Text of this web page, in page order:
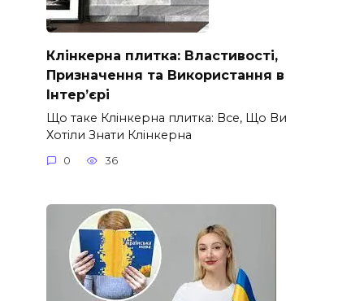
Клінкерна плитка: Властивості,
Призначення та Використання в
Інтер’єрі
Що таке Клінкерна плитка: Все, Що Ви
Хотіли Знати Клінкерна
0 36